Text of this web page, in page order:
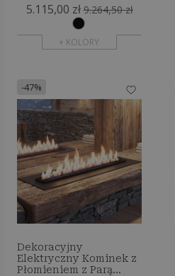
5.115,00 zł 9.264,50 zł
+ KOLORY
-47%
Dekoracyjny
Elektryczny Kominek z
Płomieniem z Parą